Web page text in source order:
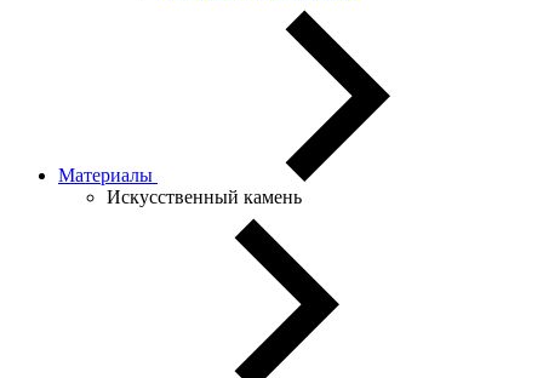
Материалы
Искусственный камень